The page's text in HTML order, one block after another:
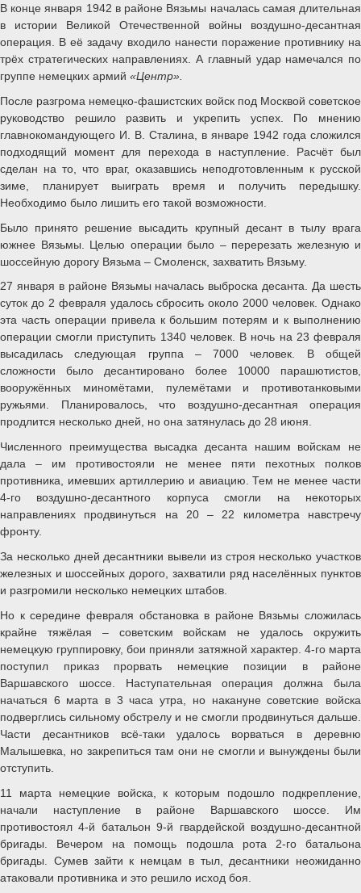
В конце января 1942 в районе Вязьмы началась самая длительная
в истории Великой Отечественной войны воздушно-десантная
операция. В её задачу входило нанести поражение противнику на
трёх стратегических направлениях. А главный удар намечался по
группе немецких армий «Центр».
После разгрома немецко-фашистских войск под Москвой советское
руководство решило развить и укрепить успех. По мнению
главнокомандующего И. В. Сталина, в январе 1942 года сложился
подходящий момент для перехода в наступление. Расчёт был
сделан на то, что враг, оказавшись неподготовленным к русской
зиме, планирует выиграть время и получить передышку.
Необходимо было лишить его такой возможности.
Было принято решение высадить крупный десант в тылу врага
южнее Вязьмы. Целью операции было – перерезать железную и
шоссейную дорогу Вязьма – Смоленск, захватить Вязьму.
27 января в районе Вязьмы началась выброска десанта. Да шесть
суток до 2 февраля удалось сбросить около 2000 человек. Однако
эта часть операции привела к большим потерям и к выполнению
операции смогли приступить 1340 человек. В ночь на 23 февраля
высадилась следующая группа – 7000 человек. В общей
сложности было десантировано более 10000 парашютистов,
вооружённых миномётами, пулемётами и противотанковыми
ружьями. Планировалось, что воздушно-десантная операция
продлится несколько дней, но она затянулась до 28 июня.
Численного преимущества высадка десанта нашим войскам не
дала – им противостояли не менее пяти пехотных полков
противника, имевших артиллерию и авиацию. Тем не менее части
4-го воздушно-десантного корпуса смогли на некоторых
направлениях продвинуться на 20 – 22 километра навстречу
фронту.
За несколько дней десантники вывели из строя несколько участков
железных и шоссейных дорого, захватили ряд населённых пунктов
и разгромили несколько немецких штабов.
Но к середине февраля обстановка в районе Вязьмы сложилась
крайне тяжёлая – советским войскам не удалось окружить
немецкую группировку, бои приняли затяжной характер. 4-го марта
поступил приказ прорвать немецкие позиции в районе
Варшавского шоссе. Наступательная операция должна была
начаться 6 марта в 3 часа утра, но накануне советские войска
подверглись сильному обстрелу и не смогли продвинуться дальше.
Части десантников всё-таки удалось ворваться в деревню
Малышевка, но закрепиться там они не смогли и вынуждены были
отступить.
11 марта немецкие войска, к которым подошло подкрепление,
начали наступление в районе Варшавского шоссе. Им
противостоял 4-й батальон 9-й гвардейской воздушно-десантной
бригады. Вечером на помощь подошла рота 2-го батальона
бригады. Сумев зайти к немцам в тыл, десантники неожиданно
атаковали противника и это решило исход боя.